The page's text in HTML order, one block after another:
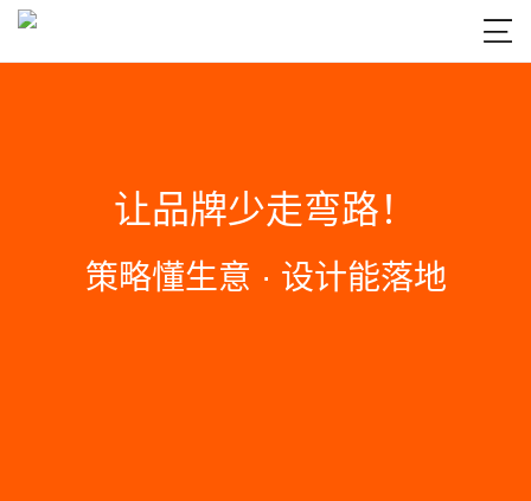

让品牌少走弯路！
策略懂生意 · 设计能落地